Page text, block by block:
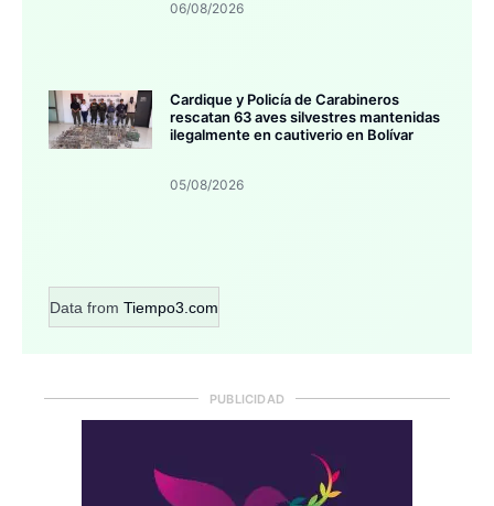
06/08/2026
Cardique y Policía de Carabineros
rescatan 63 aves silvestres mantenidas
ilegalmente en cautiverio en Bolívar
05/08/2026
Data from Tiempo3.com
PUBLICIDAD